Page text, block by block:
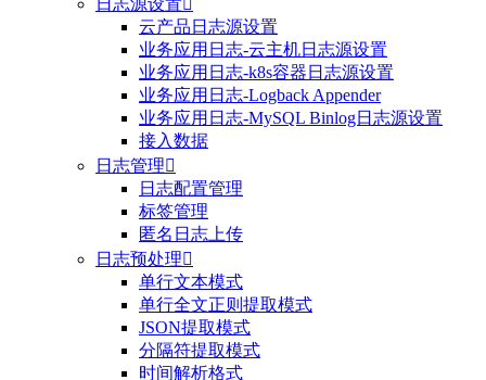
云产品日志源设置
业务应用日志-云主机日志源设置
业务应用日志-k8s容器日志源设置
业务应用日志-Logback Appender
业务应用日志-MySQL Binlog日志源设置
接入数据
日志管理
日志配置管理
标签管理
匿名日志上传
日志预处理
单行文本模式
单行全文正则提取模式
JSON提取模式
分隔符提取模式
时间解析格式